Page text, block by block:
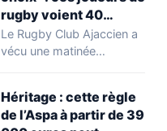
rugby voient 40
caravanes de gens du
voyage s’installer
heure
Le Rugby Club Ajaccien a
vécu une matinée
découverte d'une…
Héritage : cette règle
de l’Aspa à partir de 39